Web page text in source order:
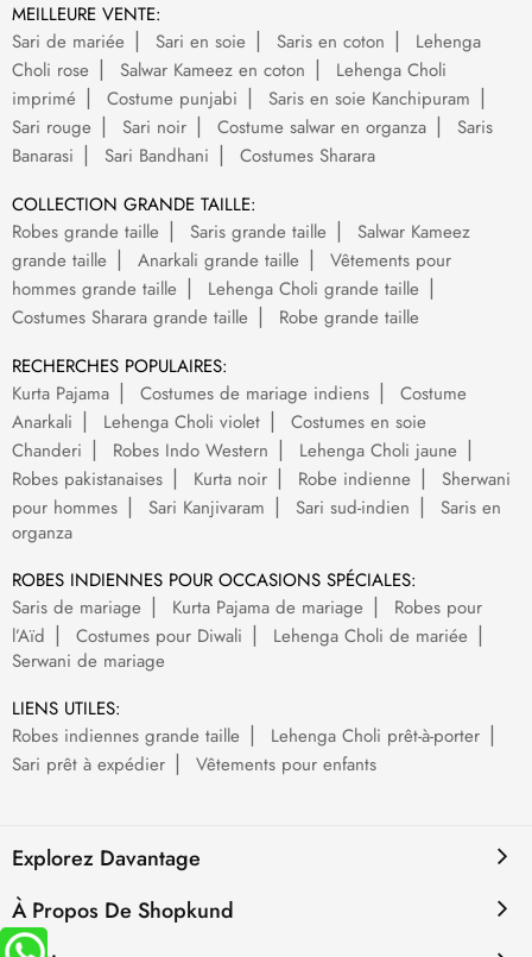
MEILLEURE VENTE:
Sari de mariée
Sari en soie Saris en coton
Lehenga
Choli rose
Salwar Kameez en coton
Lehenga Choli
imprimé
Costume punjabi
Saris en soie Kanchipuram
Sari rouge
Sari noir Costume salwar en organza
Saris
Banarasi
Sari Bandhani
Costumes Sharara
COLLECTION GRANDE TAILLE:
Robes grande taille
Saris grande taille
Salwar Kameez
grande taille
Anarkali grande taille
Vêtements pour
hommes grande taille
Lehenga Choli grande taille
Costumes Sharara grande taille
Robe grande taille
RECHERCHES POPULAIRES:
Kurta Pajama
Costumes de mariage indiens
Costume
Anarkali
Lehenga Choli violet
Costumes en soie
Chanderi
Robes Indo Western
Lehenga Choli jaune
Robes pakistanaises
Kurta noir Robe indienne
Sherwani
pour hommes
Sari Kanjivaram Sari sud-indien
Saris en
organza
ROBES INDIENNES POUR OCCASIONS SPÉCIALES:
Saris de mariage
Kurta Pajama de mariage
Robes pour
l’Aïd
Costumes pour Diwali
Lehenga Choli de mariée
Serwani de mariage
LIENS UTILES:
Robes indiennes grande taille
Lehenga Choli prêt-à-porter
Sari prêt à expédier
Vêtements pour enfants
Explorez Davantage
À Propos De Shopkund